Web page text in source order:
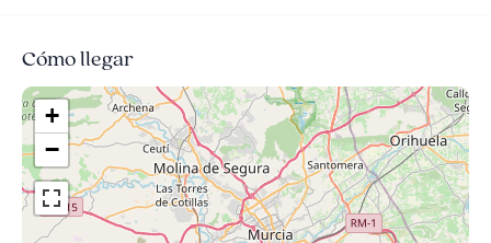
Cómo llegar
+
−